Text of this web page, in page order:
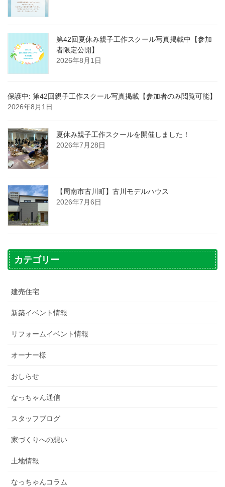
第42回夏休み親子工作スクール写真掲載中【参加
者限定公開】
2026年8月1日
保護中: 第42回親子工作スクール写真掲載【参加者のみ閲覧可能】
2026年8月1日
夏休み親子工作スクールを開催しました！
2026年7月28日
【周南市古川町】古川モデルハウス
2026年7月6日
カテゴリー
建売住宅
新築イベント情報
リフォームイベント情報
オーナー様
おしらせ
なっちゃん通信
スタッフブログ
家づくりへの想い
土地情報
なっちゃんコラム